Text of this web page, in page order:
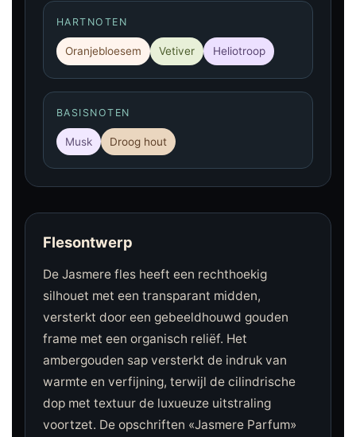
HARTNOTEN
Oranjebloesem Vetiver Heliotroop
BASISNOTEN
Musk Droog hout
Flesontwerp
De Jasmere fles heeft een rechthoekig
silhouet met een transparant midden,
versterkt door een gebeeldhouwd gouden
frame met een organisch reliëf. Het
ambergouden sap versterkt de indruk van
warmte en verfijning, terwijl de cilindrische
dop met textuur de luxueuze uitstraling
voortzet. De opschriften «Jasmere Parfum»